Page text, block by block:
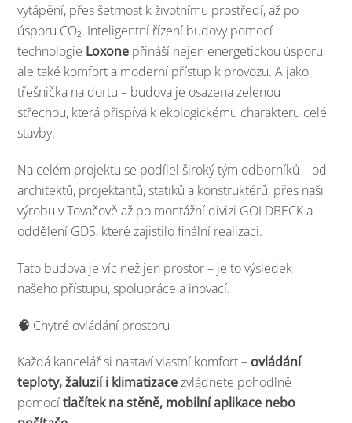
vytápění, přes šetrnost k životnímu prostředí, až po
úsporu CO₂. Inteligentní řízení budovy pomocí
technologie Loxone přináší nejen energetickou úsporu,
ale také komfort a moderní přístup k provozu. A jako
třešnička na dortu – budova je osazena zelenou
střechou, která přispívá k ekologickému charakteru celé
stavby.
Na celém projektu se podílel široký tým odborníků – od
architektů, projektantů, statiků a konstruktérů, přes naši
výrobu v Tovačově až po montážní divizi GOLDBECK a
oddělení GDS, které zajistilo finální realizaci.
Tato budova je víc než jen prostor – je to výsledek
našeho přístupu, spolupráce a inovací.
🧠 Chytré ovládání prostoru
Každá kancelář si nastaví vlastní komfort – ovládání
teploty, žaluzií i klimatizacezvládnete pohodlně
pomocítlačítek na stěně, mobilní aplikace nebo